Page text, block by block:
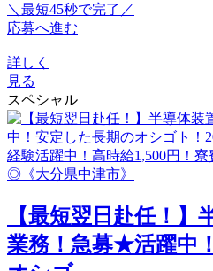
＼最短45秒で完了／
応募へ進む
詳しく
見る
スペシャル
【最短翌日赴任！】
業務！急募★活躍中